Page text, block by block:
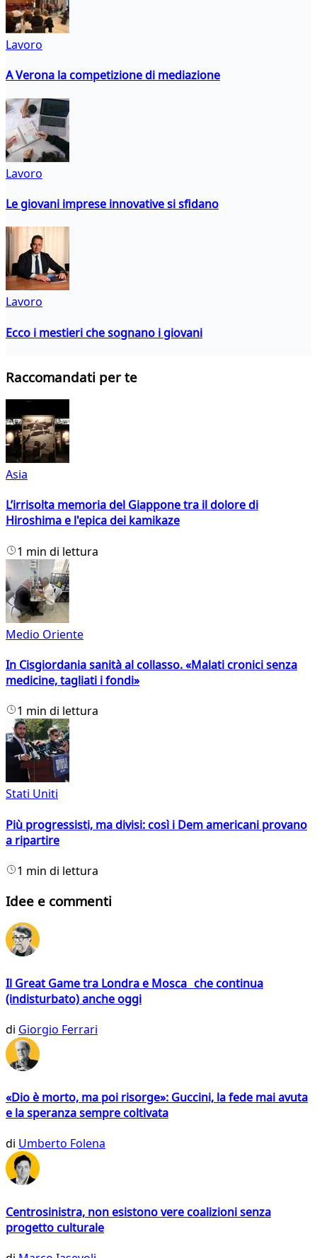
Lavoro
A Verona la competizione di mediazione
Lavoro
Le giovani imprese innovative si sfidano
Lavoro
Ecco i mestieri che sognano i giovani
Raccomandati per te
Asia
L’irrisolta memoria del Giappone tra il dolore di
Hiroshima e l'epica dei kamikaze
1 min di lettura
Medio Oriente
In Cisgiordania sanità al collasso. «Malati cronici senza
medicine, tagliati i fondi»
1 min di lettura
Stati Uniti
Più progressisti, ma divisi: così i Dem americani provano
a ripartire
1 min di lettura
Idee e commenti
Il Great Game tra Londra e Mosca che continua
(indisturbato) anche oggi
di Giorgio Ferrari
«Dio è morto, ma poi risorge»: Guccini, la fede mai avuta
e la speranza sempre coltivata
di Umberto Folena
Centrosinistra, non esistono vere coalizioni senza
progetto culturale